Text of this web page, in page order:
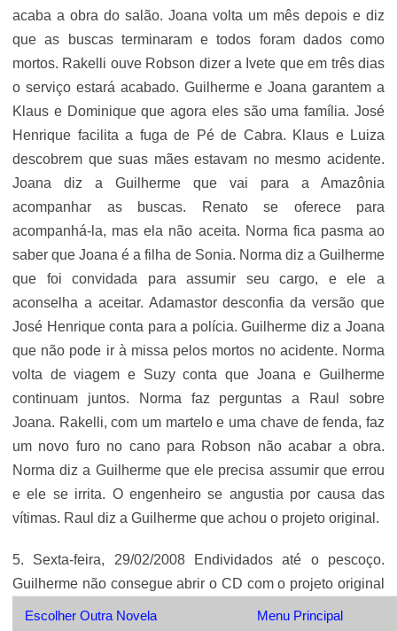
acaba a obra do salão. Joana volta um mês depois e diz
que as buscas terminaram e todos foram dados como
mortos. Rakelli ouve Robson dizer a Ivete que em três dias
o serviço estará acabado. Guilherme e Joana garantem a
Klaus e Dominique que agora eles são uma família. José
Henrique facilita a fuga de Pé de Cabra. Klaus e Luiza
descobrem que suas mães estavam no mesmo acidente.
Joana diz a Guilherme que vai para a Amazônia
acompanhar as buscas. Renato se oferece para
acompanhá-la, mas ela não aceita. Norma fica pasma ao
saber que Joana é a filha de Sonia. Norma diz a Guilherme
que foi convidada para assumir seu cargo, e ele a
aconselha a aceitar. Adamastor desconfia da versão que
José Henrique conta para a polícia. Guilherme diz a Joana
que não pode ir à missa pelos mortos no acidente. Norma
volta de viagem e Suzy conta que Joana e Guilherme
continuam juntos. Norma faz perguntas a Raul sobre
Joana. Rakelli, com um martelo e uma chave de fenda, faz
um novo furo no cano para Robson não acabar a obra.
Norma diz a Guilherme que ele precisa assumir que errou
e ele se irrita. O engenheiro se angustia por causa das
vítimas. Raul diz a Guilherme que achou o projeto original.
5. Sexta-feira, 29/02/2008 Endividados até o pescoço.
Guilherme não consegue abrir o CD com o projeto original
e Raul diz que não existe na empresa uma cópia desse
Escolher Outra Novela Menu Principal